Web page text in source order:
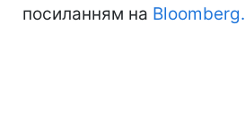
посиланням на Bloomberg.